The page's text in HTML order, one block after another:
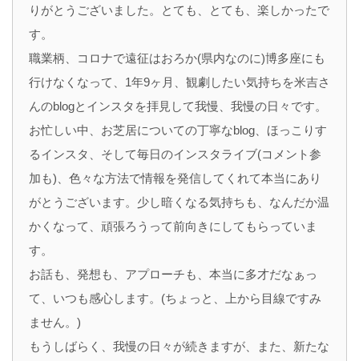
りがとうございました。とても、とても、楽しかったで
す。
職業柄、コロナで遠征はおろか(県内なのに)博多座にも
行けなくなって、1年9ヶ月、観劇したい気持ちを米吉さ
んのblogとインスタを拝見して我慢、我慢の日々です。
お忙しい中、お芝居についての丁寧なblog、ほっこりす
るインスタ、そして毎日のインスタライブ(コメント参
加も)、色々な方法で情報を発信してくれて本当にあり
がとうございます。少し暗くなる気持ちも、なんだか温
かくなって、頑張ろうって前向きにしてもらっていま
す。
お話も、発想も、アプローチも、本当に多才だなぁっ
て、いつも感心します。(ちょっと、上から目線ですみ
ません。)
もうしばらく、我慢の日々が続きますが、また、新たな